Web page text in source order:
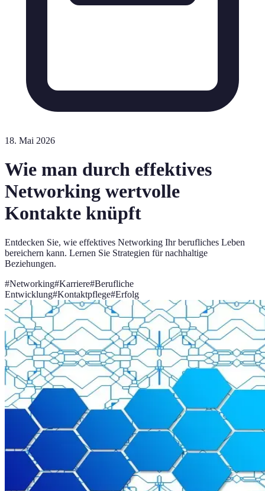
18. Mai 2026
Wie man durch effektives
Networking wertvolle
Kontakte knüpft
Entdecken Sie, wie effektives Networking Ihr berufliches Leben
bereichern kann. Lernen Sie Strategien für nachhaltige
Beziehungen.
#Networking#Karriere#Berufliche
Entwicklung#Kontaktpflege#Erfolg